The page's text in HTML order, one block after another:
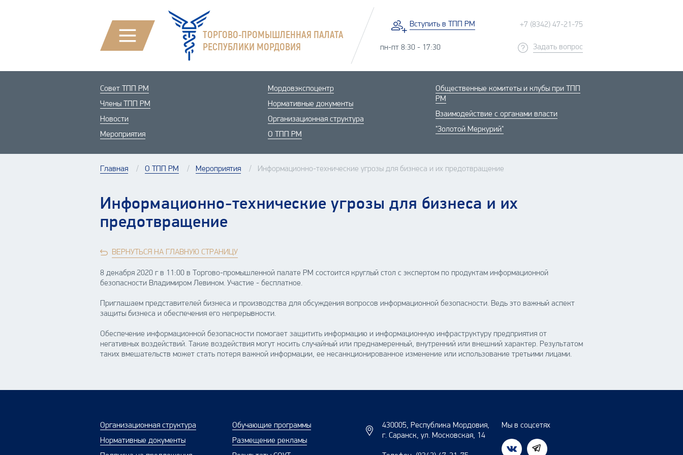
ТОРГОВО-ПРОМЫШЛЕННАЯ ПАЛАТА
РЕСПУБЛИКИ МОРДОВИЯ
Вступитьв ТПП РМ +7 (8342) 47-21-75
пн-пт 8:30 - 17:30 Задать вопрос
Совет ТПП РМ
Члены ТПП РМ
Новости
Мероприятия
Мордовэкспоцентр
Нормативные документы
Организационная структура
О ТПП РМ
Общественные комитеты и клубы при ТПП
РМ
Взаимодействие с органами власти
"Золотой Меркурий"
Главная О ТПП РМ Мероприятия Информационно-технические угрозы для бизнеса и их предотвращение
Информационно-технические угрозы для бизнеса и их
предотвращение
ВЕРНУТЬСЯ НА ГЛАВНУЮ СТРАНИЦУ
8 декабря 2020 г в 11:00 в Торгово-промышленной палате РМ состоится круглый стол с экспертом по продуктам информационной
безопасности Владимиром Левином. Участие - бесплатное.
Приглашаем представителей бизнеса и производства для обсуждения вопросов информационной безопасности. Ведь это важный аспект
защиты бизнеса и обеспечения его непрерывности.
Обеспечение информационной безопасности помогает защитить информацию и информационную инфраструктуру предприятия от
негативных воздействий. Такие воздействия могут носить случайный или преднамеренный, внутренний или внешний характер. Результатом
таких вмешательств может стать потеря важной информации, ее несанкционированное изменение или использование третьими лицами.
Организационная структура
Нормативные документы
Обучающие программы
Размещение рекламы
430005, Республика Мордовия,
г. Саранск, ул. Московская, 14
Мы в соцсетях